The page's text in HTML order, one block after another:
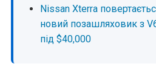
Nissan Xterra
новий позашляховик з
під $40,000